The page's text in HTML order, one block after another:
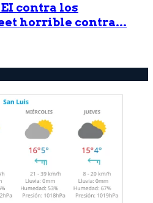
contra los
horrible contra...